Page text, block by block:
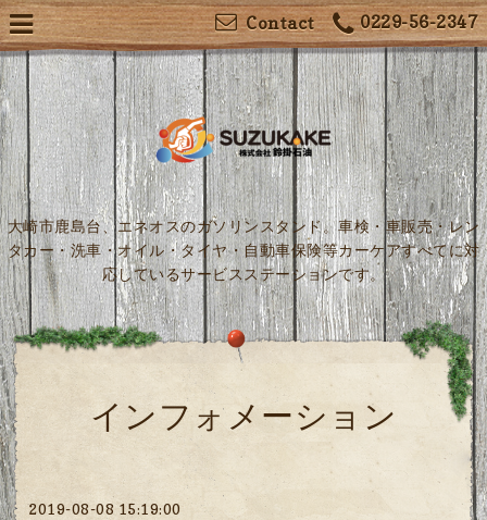
0229-56-2347
Contact
大崎市鹿島台、エネオスのガソリンスタンド。車検・車販売・レン
タカー・洗車・オイル・タイヤ・自動車保険等カーケアすべてに対
応しているサービスステーションです。
インフォメーション
2019-08-08 15:19:00